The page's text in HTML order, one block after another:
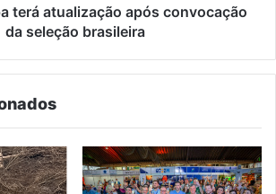
terá atualização após convocação
da seleção brasileira